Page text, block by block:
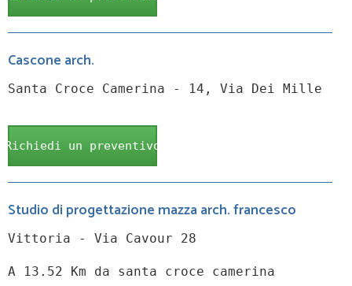
Cascone arch.
Santa Croce Camerina - 14, Via Dei Mille
Richiedi un preventivo
Studio di progettazione mazza arch. francesco
Vittoria - Via Cavour 28
A 13.52 Km da santa croce camerina